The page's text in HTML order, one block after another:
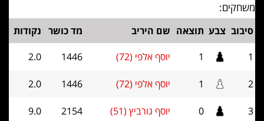
משחקים:
סיבוב צבע תוצאה שם היריב מד כושר נקודות
1
1 יוסף אלפי (72) 1446
2.0
2
1 יוסף אלפי (72) 1446
2.0
3
0 יוסף גורביץ (51) 2154
9.0